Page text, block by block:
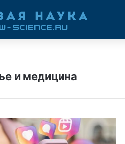
и медицина